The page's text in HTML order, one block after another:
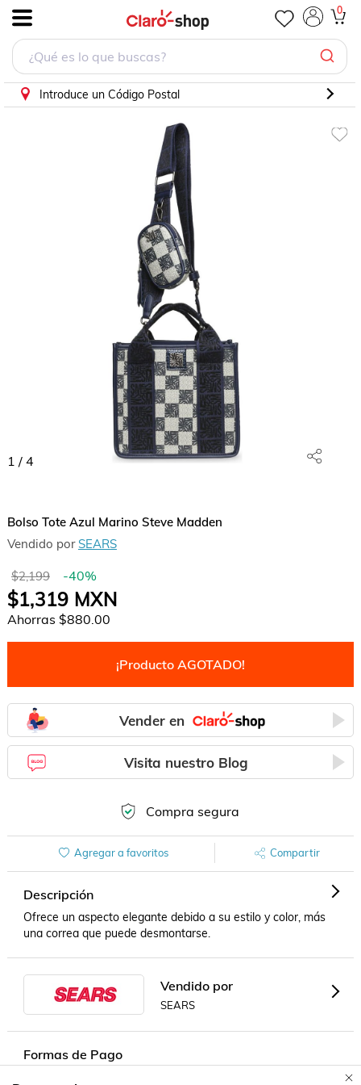
0
Introduce un Código Postal
1 / 4
Bolso Tote Azul Marino Steve Madden
Vendido por SEARS
$2,199 -40%
$1,319MXN
Ahorras $880.00
¡Producto AGOTADO!
Vender en
Visita nuestro Blog
Compra segura
Agregar a favoritos Compartir
Descripción
Ofrece un aspecto elegante debido a su estilo y color, más
una correa que puede desmontarse.
Vendido por
SEARS
Formas de Pago